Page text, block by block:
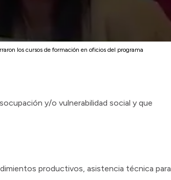
los cursos de formación en oficios del programa
y/o vulnerabilidad social y que
productivos, asistencia técnica para